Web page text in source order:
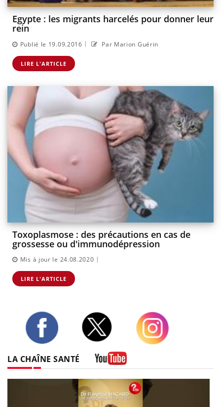
Egypte : les migrants harcelés pour donner leur
rein
Publié le 19.09.2016 | Par Marion Guérin
LIRE L'ARTICLE
Toxoplasmose : des précautions en cas de
grossesse ou d'immunodépression
Mis à jour le 24.08.2020 |
LIRE L'ARTICLE
LA CHAÎNE SANTÉ